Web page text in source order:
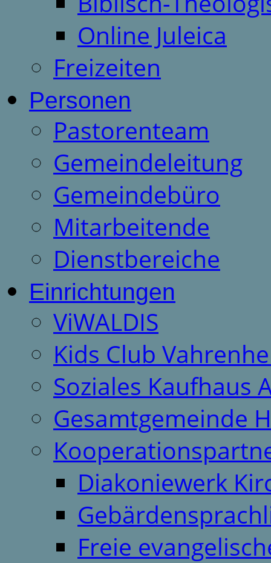
Online Juleica
Freizeiten
Personen
Pastorenteam
Gemeindeleitung
Gemeindebüro
Mitarbeitende
Dienstbereiche
Einrichtungen
ViWALDIS
Kids Club
Soziales Kaufhaus
Gesamtgemeinde
Diakoniewerk
Freie